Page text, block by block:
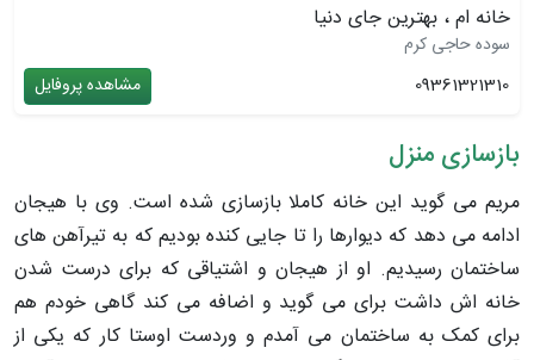
خانه ام ، بهترین جای دنیا
سوده حاجی کرم
09361321310
مشاهده پروفایل
بازسازی منزل
مریم می گوید این خانه کاملا بازسازی شده است. وی با هیجان
ادامه می دهد که دیوارها را تا جایی کنده بودیم که به تیرآهن های
ساختمان رسیدیم. او از هیجان و اشتیاقی که برای درست شدن
خانه اش داشت برای می گوید و اضافه می کند گاهی خودم هم
برای کمک به ساختمان می آمدم و وردست اوستا کار که یکی از